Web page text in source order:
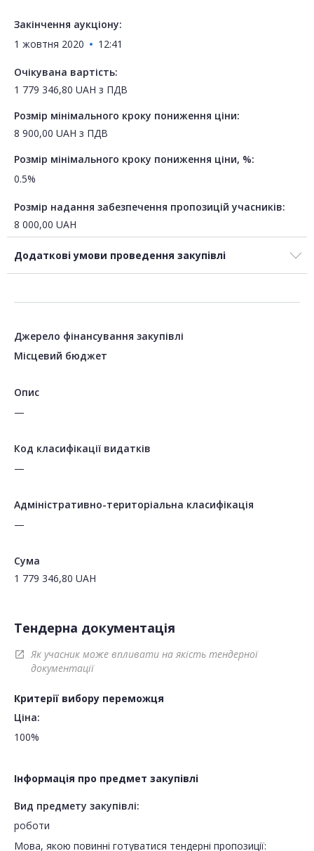
Закінчення аукціону:
1 жовтня 2020
12:41
Очікувана вартість:
1 779 346,80 UAH з ПДВ
Розмір мінімального кроку пониження ціни:
8 900,00 UAH з ПДВ
Розмір мінімального кроку пониження ціни, %:
0.5%
Розмір надання забезпечення пропозицій учасників:
8 000,00 UAH
Додаткові умови проведення закупівлі
Джерело фінансування закупівлі
Місцевий бюджет
Опис
—
Код класифікації видатків
—
Адміністративно-територіальна класифікація
—
Сума
1 779 346,80 UAH
Тендерна документація
open_in_new
Як учасник може впливати на якість тендерної
документації
Критерії вибору переможця
Ціна:
100%
Інформація про предмет закупівлі
Вид предмету закупівлі:
роботи
Мова, якою повинні готуватися тендерні пропозиції: